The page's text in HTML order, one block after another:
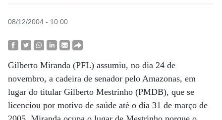
08/12/2004 - 10:00
Gilberto Miranda (PFL) assumiu, no dia 24 de
novembro, a cadeira de senador pelo Amazonas, em
lugar do titular Gilberto Mestrinho (PMDB), que se
licenciou por motivo de saúde até o dia 31 de março de